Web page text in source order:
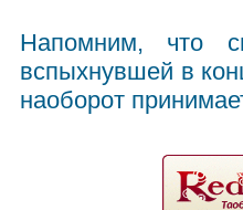
Напомним, что
вспыхнувшей в
наоборот